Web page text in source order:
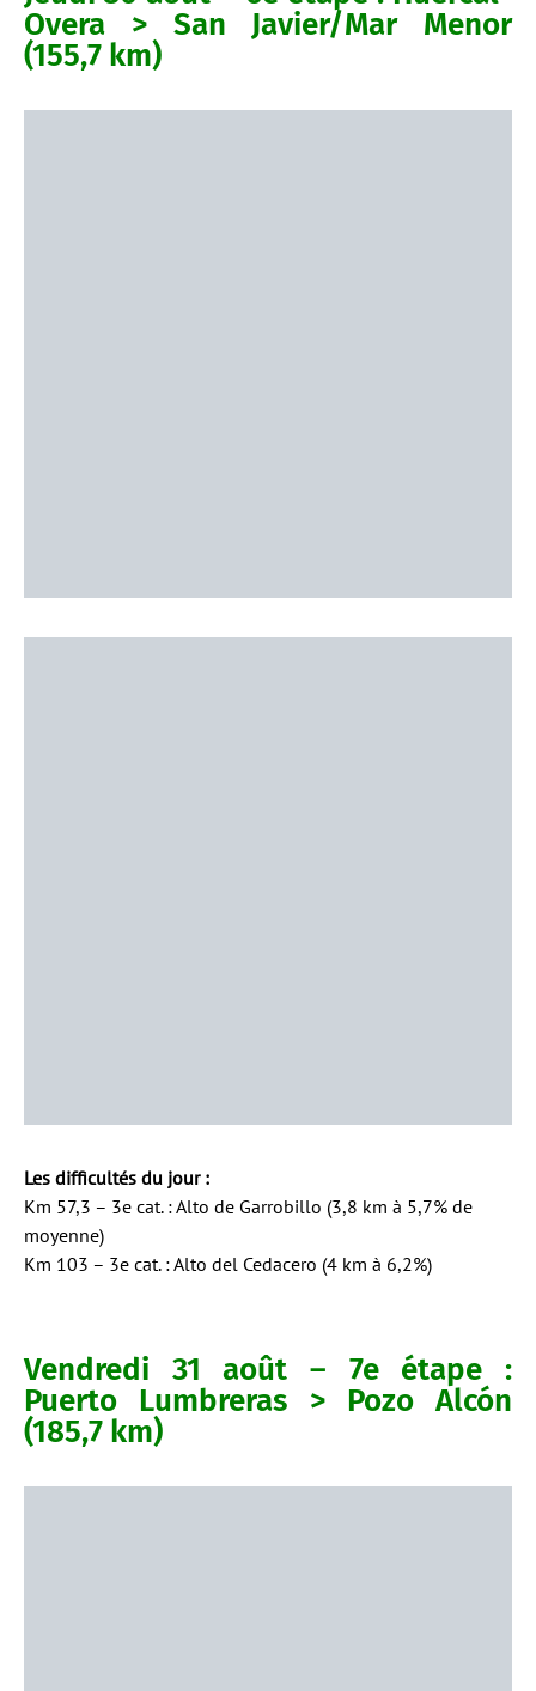
Overa > San Javier/Mar Menor
(155,7 km)
Les difficultés du jour :
Km 57,3 – 3e cat. : Alto de Garrobillo (3,8 km à 5,7% de
moyenne)
Km 103 – 3e cat. : Alto del Cedacero (4 km à 6,2%)
Vendredi 31 août – 7e étape :
Puerto Lumbreras > Pozo Alcón
(185,7 km)